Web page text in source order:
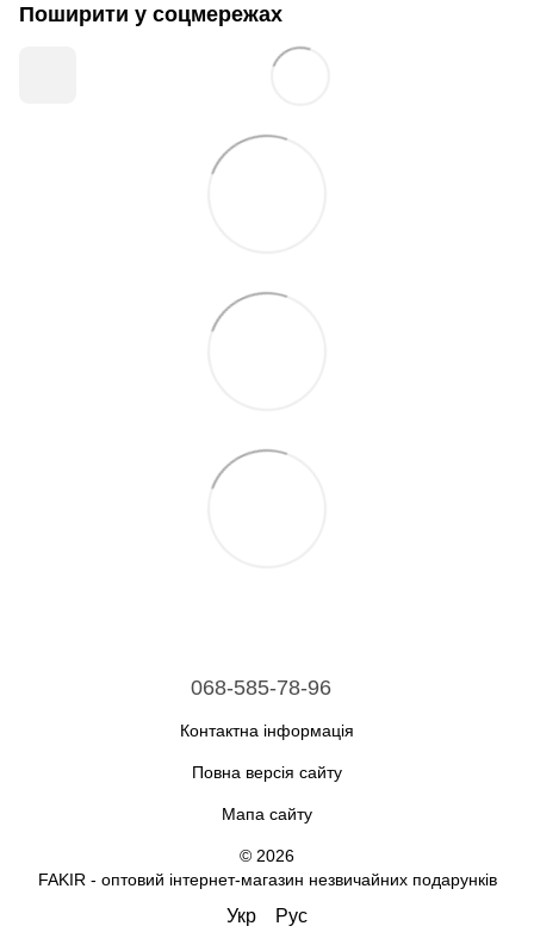
Поширити у соцмережах
068-585-78-96
Контактна інформація
Повна версія сайту
Мапа сайту
© 2026
FAKIR - оптовий інтернет-магазин незвичайних подарунків
Укр Рус